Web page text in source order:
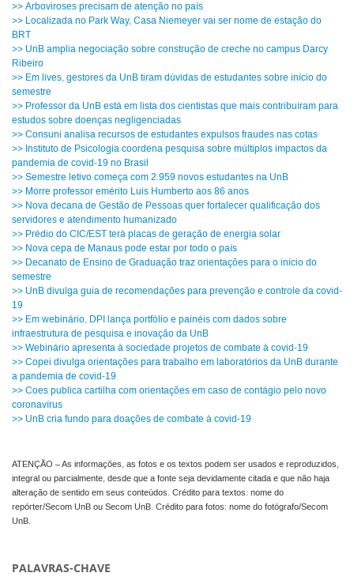
>> Arboviroses precisam de atenção no país
>> Localizada no Park Way, Casa Niemeyer vai ser nome de estação do
BRT
>> UnB amplia negociação sobre construção de creche no campus Darcy
Ribeiro
>> Em lives, gestores da UnB tiram dúvidas de estudantes sobre início do
semestre
>> Professor da UnB está em lista dos cientistas que mais contribuíram para
estudos sobre doenças negligenciadas
>> Consuni analisa recursos de estudantes expulsos fraudes nas cotas
>> Instituto de Psicologia coordena pesquisa sobre múltiplos impactos da
pandemia de covid-19 no Brasil
>> Semestre letivo começa com 2.959 novos estudantes na UnB
>> Morre professor emérito Luis Humberto aos 86 anos
>> Nova decana de Gestão de Pessoas quer fortalecer qualificação dos
servidores e atendimento humanizado
>> Prédio do CIC/EST terá placas de geração de energia solar
>> Nova cepa de Manaus pode estar por todo o país
>> Decanato de Ensino de Graduação traz orientações para o início do
semestre
>> UnB divulga guia de recomendações para prevenção e controle da covid-
19
>> Em webinário, DPI lança portfólio e painéis com dados sobre
infraestrutura de pesquisa e inovação da UnB
>> Webinário apresenta à sociedade projetos de combate à covid-19
>> Copei divulga orientações para trabalho em laboratórios da UnB durante
a pandemia de covid-19
>> Coes publica cartilha com orientações em caso de contágio pelo novo
coronavírus
>> UnB cria fundo para doações de combate à covid-19
ATENÇÃO – As informações, as fotos e os textos podem ser usados e reproduzidos,
integral ou parcialmente, desde que a fonte seja devidamente citada e que não haja
alteração de sentido em seus conteúdos. Crédito para textos: nome do
repórter/Secom UnB ou Secom UnB. Crédito para fotos: nome do fotógrafo/Secom
UnB.
PALAVRAS-CHAVE